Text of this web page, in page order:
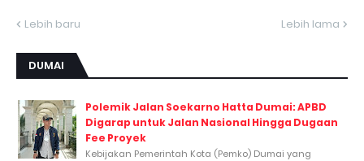
Lebih baru Lebih lama
DUMAI
Polemik Jalan Soekarno Hatta Dumai: APBD
Digarap untuk Jalan Nasional Hingga Dugaan
Fee Proyek
Kebijakan Pemerintah Kota (Pemko) Dumai yang